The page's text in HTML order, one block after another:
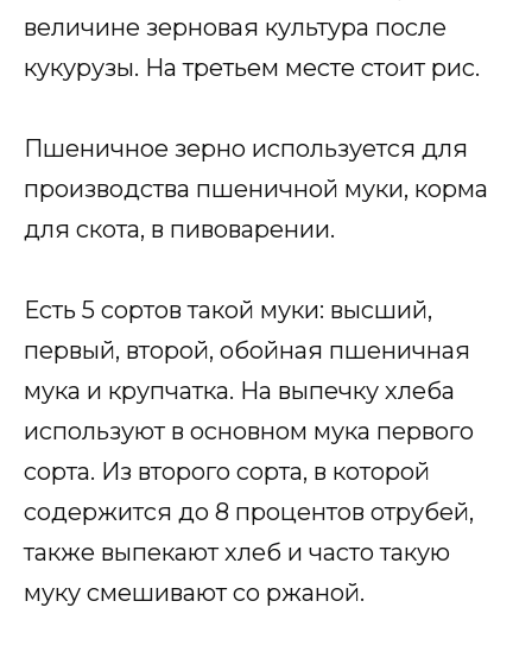
величине зерновая культура после
кукурузы. На третьем месте стоит рис.
Пшеничное зерно используется для
производства пшеничной муки, корма
для скота, в пивоварении.
Есть 5 сортов такой муки: высший,
первый, второй, обойная пшеничная
мука и крупчатка. На выпечку хлеба
используют в основном мука первого
сорта. Из второго сорта, в которой
содержится до 8 процентов отрубей,
также выпекают хлеб и часто такую
муку смешивают со ржаной.